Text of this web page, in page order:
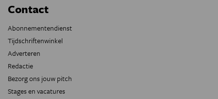
Contact
Abonnementendienst
Tijdschriftenwinkel
Adverteren
Redactie
Bezorg ons jouw pitch
Stages en vacatures